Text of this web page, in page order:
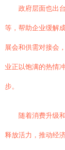
政府层面也出
等，帮助企业缓解
展会和供需对接会
业正以饱满的热情
步。
随着消费升级
释放活力，推动经